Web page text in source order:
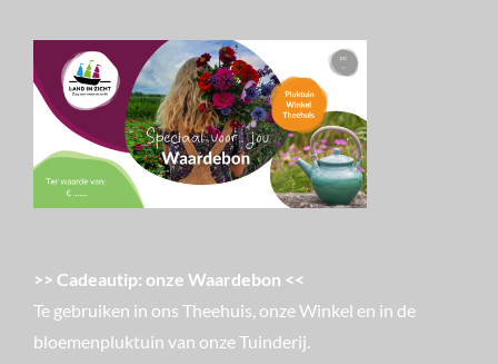
>> Cadeautip: onze Waardebon <<
Te gebruiken in ons Theehuis, onze Winkel en in de
bloemenpluktuin van onze Tuinderij.